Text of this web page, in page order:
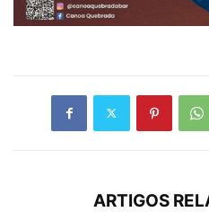
ARTIGOS